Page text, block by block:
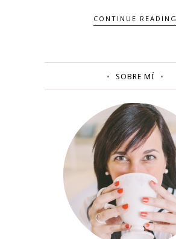
CONTINUE READING
SOBRE MÍ